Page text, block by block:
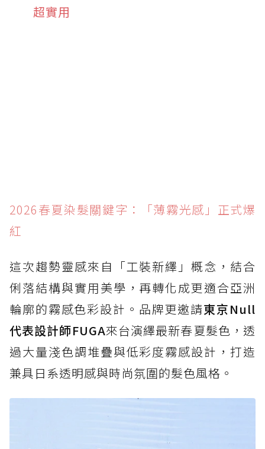
超實用
2026春夏染髮關鍵字：「薄霧光感」正式爆
紅
這次趨勢靈感來自「工裝新繹」概念，結合
俐落結構與實用美學，再轉化成更適合亞洲
輪廓的霧感色彩設計。品牌更邀請東京Null
代表設計師FUGA來台演繹最新春夏髮色，透
過大量淺色調堆疊與低彩度霧感設計，打造
兼具日系透明感與時尚氛圍的髮色風格。